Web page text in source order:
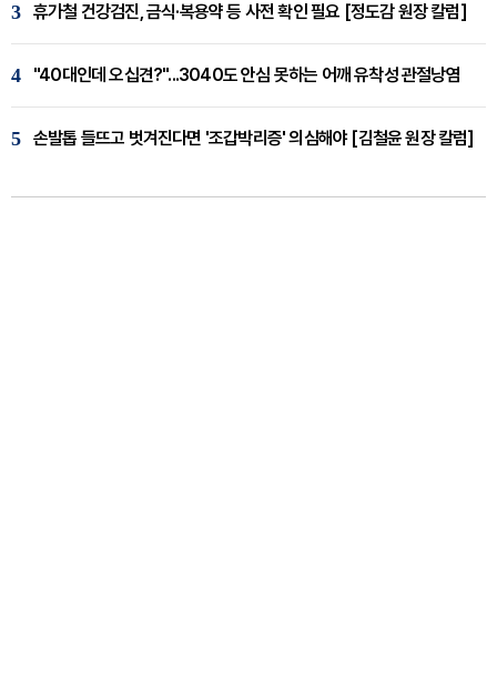
3 휴가철 건강검진, 금식·복용약 등 사전 확인 필요 [정도감 원장 칼럼]
4 "40대인데 오십견?"...3040도 안심 못하는 어깨 유착성 관절낭염
5 손발톱 들뜨고 벗겨진다면 '조갑박리증' 의심해야 [김철윤 원장 칼럼]